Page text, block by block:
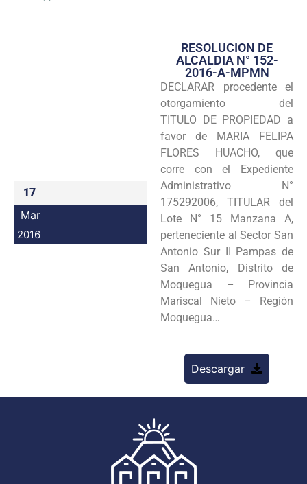
Transparencia
Seguridad
Programas
Intranet
17
Mar
2016
RESOLUCION DE
ALCALDIA N° 152-
2016-A-MPMN
DECLARAR procedente el
otorgamiento del
TITULO DE PROPIEDAD a
favor de MARIA FELIPA
FLORES HUACHO, que
corre con el Expediente
Administrativo N°
175292006, TITULAR del
Lote N° 15 Manzana A,
perteneciente al Sector San
Antonio Sur II Pampas de
San Antonio, Distrito de
Moquegua – Provincia
Mariscal Nieto – Región
Moquegua…
Descargar